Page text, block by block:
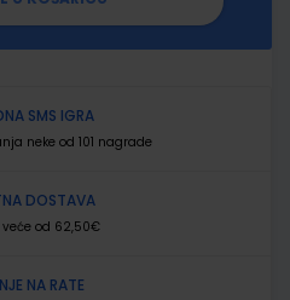
SMS IGRA
neke od 101 nagrade
DOSTAVA
veće od 62,50€
NA RATE